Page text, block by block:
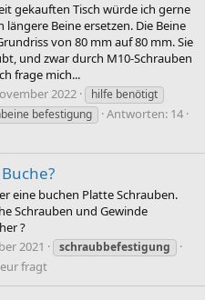
gekauften Tisch würde ich gerne
Beine ersetzen. Die Beine
von 80 mm auf 80 mm. Sie
und zwar durch M10-Schrauben
frage mich...
2022
hilfe benötigt
befestigung
Antworten: 14
eine buchen Platte Schrauben.
Schrauben und Gewinde
?
2021 schraubbefestigung
fragt